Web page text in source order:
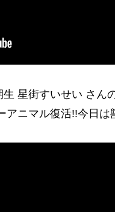
星街すいせい さん
ニマル復活!!今日は